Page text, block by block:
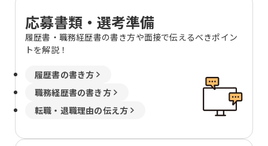
応募書類・選考準備
履歴書・職務経歴書の書き方や面接で伝えるべきポイン
トを解説！
履歴書の書き方
職務経歴書の書き方
転職・退職理由の伝え方